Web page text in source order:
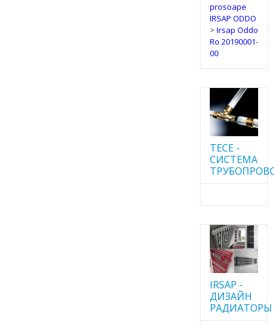
prosoape
IRSAP ODDO
> Irsap Oddo
Ro 20190001-
00
TECE -
CИСТЕМА
IRSAP -
ДИЗАЙН
РАДИАТОРЫ